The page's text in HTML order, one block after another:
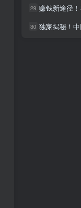
29 赚钱新途径
30 独家揭秘！中国
29 赚钱新途径
30 独家揭秘！中国